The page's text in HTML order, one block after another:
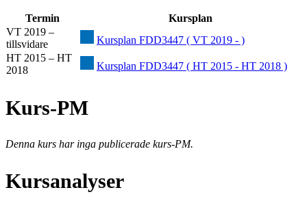
Termin
Kursplan
VT 2019 –
tillsvidare
Kursplan FDD3447 ( VT 2019 - )
HT 2015 – HT
2018
Kursplan FDD3447 ( HT 2015 - HT 2018 )
Kurs-PM
Denna kurs har inga publicerade kurs-PM.
Kursanalyser